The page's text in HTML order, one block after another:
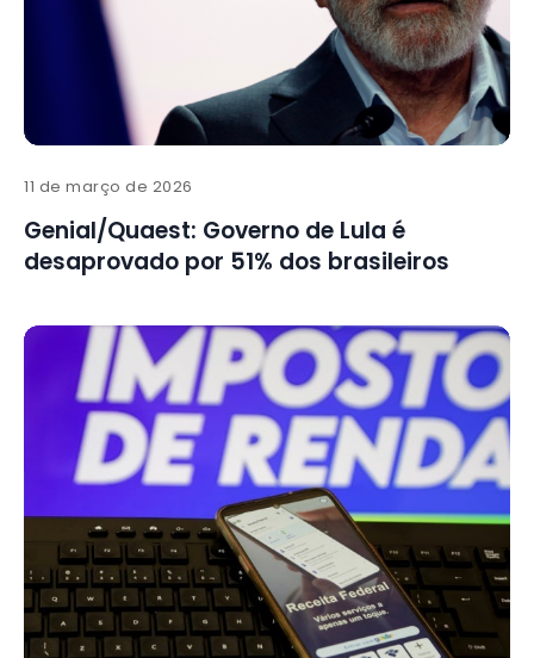
11 de março de 2026
Genial/Quaest: Governo de Lula é
desaprovado por 51% dos brasileiros